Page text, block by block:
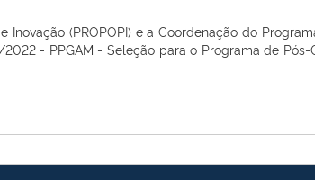
(PROPOPI) e a Coordenação do
- PPGAM - Seleção para o Programa de Pós-